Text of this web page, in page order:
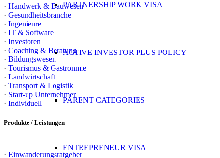
PARTNERSHIP WORK VISA
ACTIVE INVESTOR PLUS POLICY
PARENT CATEGORIES
ENTREPRENEUR VISA
· Handwerk & Bauwesen
· Gesundheitsbranche
· Ingenieure
· IT & Software
· Investoren
· Coaching & Beratung
· Bildungswesen
· Tourismus & Gastronmie
· Landwirtschaft
· Transport & Logistik
· Start-up Unternehmer
· Individuell
Produkte / Leistungen
· Einwanderungsratgeber